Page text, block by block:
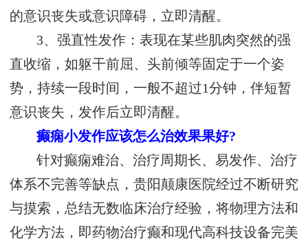
的意识丧失或意识障碍，立即清醒。
3、强直性发作：表现在某些肌肉突然的强
直收缩，如躯干前屈、头前倾等固定于一个姿
势，持续一段时间，一般不超过1分钟，伴短暂
意识丧失，发作后立即清醒。
癫痫小发作应该怎么治效果果好?
针对癫痫难治、治疗周期长、易发作、治疗
体系不完善等缺点，贵阳颠康医院经过不断研究
与摸索，总结无数临床治疗经验，将物理方法和
化学方法，即药物治疗癫和现代高科技设备完美